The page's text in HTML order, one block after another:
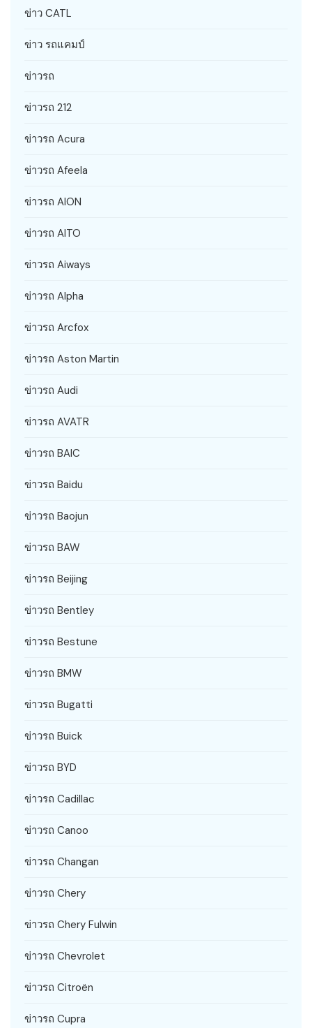
ข่าว CATL
ข่าว รถแคมป์
ข่าวรถ
ข่าวรถ 212
ข่าวรถ Acura
ข่าวรถ Afeela
ข่าวรถ AION
ข่าวรถ AITO
ข่าวรถ Aiways
ข่าวรถ Alpha
ข่าวรถ Arcfox
ข่าวรถ Aston Martin
ข่าวรถ Audi
ข่าวรถ AVATR
ข่าวรถ BAIC
ข่าวรถ Baidu
ข่าวรถ Baojun
ข่าวรถ BAW
ข่าวรถ Beijing
ข่าวรถ Bentley
ข่าวรถ Bestune
ข่าวรถ BMW
ข่าวรถ Bugatti
ข่าวรถ Buick
ข่าวรถ BYD
ข่าวรถ Cadillac
ข่าวรถ Canoo
ข่าวรถ Changan
ข่าวรถ Chery
ข่าวรถ Chery Fulwin
ข่าวรถ Chevrolet
ข่าวรถ Citroën
ข่าวรถ Cupra